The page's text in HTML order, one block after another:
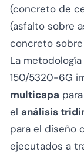
(concreto de
(asfalto sobre
concreto
La
150/5320-6G
multicapa
el análisis
para el diseño
ejecutados a